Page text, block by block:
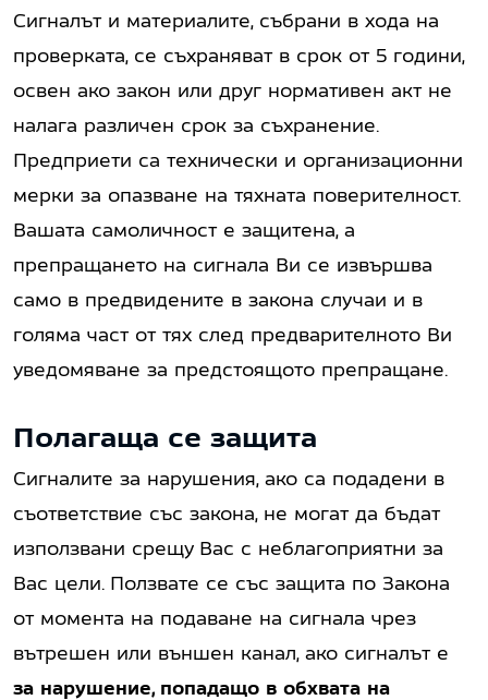
Сигналът и материалите, събрани в хода на
проверката, се съхраняват в срок от 5 години,
освен ако закон или друг нормативен акт не
налага различен срок за съхранение.
Предприети са технически и организационни
мерки за опазване на тяхната поверителност.
Вашата самоличност е защитена, а
препращането на сигнала Ви се извършва
само в предвидените в закона случаи и в
голяма част от тях след предварителното Ви
уведомяване за предстоящото препращане.
Полагаща се защита
Сигналите за нарушения, ако са подадени в
съответствие със закона, не могат да бъдат
използвани срещу Вас с неблагоприятни за
Вас цели. Ползвате се със защита по Закона
от момента на подаване на сигнала чрез
вътрешен или външен канал, ако сигналът е
за нарушение, попадащо в обхвата на